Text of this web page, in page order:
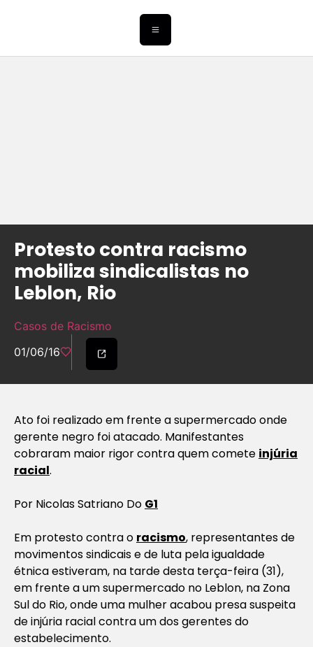
Protesto contra racismo
mobiliza sindicalistas no
Leblon, Rio
Casos de Racismo
01/06/16
Ato foi realizado em frente a supermercado onde
gerente negro foi atacado. Manifestantes
cobraram maior rigor contra quem comete injúria
racial.
Por Nicolas Satriano Do G1
Em protesto contra o racismo, representantes de
movimentos sindicais e de luta pela igualdade
étnica estiveram, na tarde desta terça-feira (31),
em frente a um supermercado no Leblon, na Zona
Sul do Rio, onde uma mulher acabou presa suspeita
de injúria racial contra um dos gerentes do
estabelecimento.